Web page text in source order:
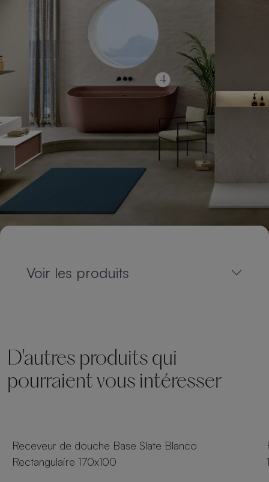
Voir les produits
D'autres produits qui
pourraient vous intéresser
Receveur de douche Base Slate Blanco
Rectangulaire 170x100